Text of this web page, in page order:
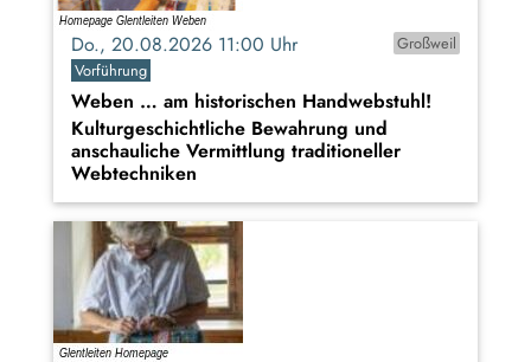
Do., 20.08.2026 11:00 Uhr
Großweil
Vorführung
Weben … am historischen Handwebstuhl!
Kulturgeschichtliche Bewahrung und
anschauliche Vermittlung traditioneller
Webtechniken